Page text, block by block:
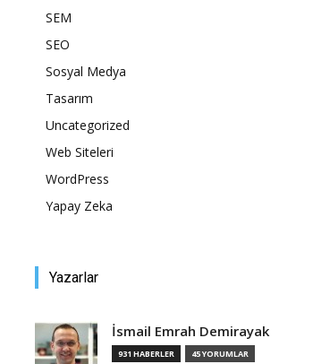
SEM
SEO
Sosyal Medya
Tasarım
Uncategorized
Web Siteleri
WordPress
Yapay Zeka
Yazarlar
İsmail Emrah Demirayak
931 HABERLER 45 YORUMLAR